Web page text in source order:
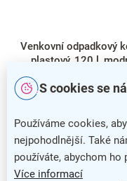
S cookies se
Používáme cookies,
nejpohodlnější. Také
používáte, abychom
Více informací
Venkovní odpadkový
plastový, 120 l,